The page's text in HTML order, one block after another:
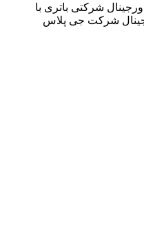
باتری گوشی جی پلاس Gplus Q 10 اورجینال شرکتی باتری با